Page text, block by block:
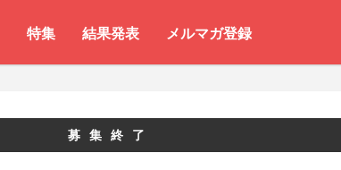
特集 結果発表 メルマガ登録
募集終了